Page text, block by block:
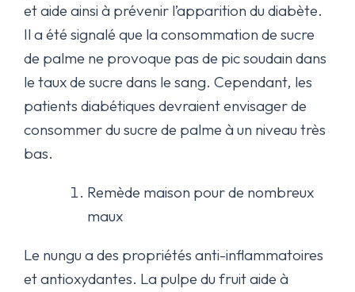
et aide ainsi à prévenir l’apparition du diabète.
Il a été signalé que la consommation de sucre
de palme ne provoque pas de pic soudain dans
le taux de sucre dans le sang. Cependant, les
patients diabétiques devraient envisager de
consommer du sucre de palme à un niveau très
bas.
Remède maison pour de nombreux
maux
Le nungu a des propriétés anti-inflammatoires
et antioxydantes. La pulpe du fruit aide à